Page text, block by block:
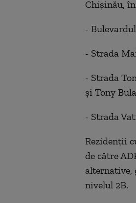
Chișinău,
-
- Strada
- Strada
și Tony
- Strada
Rezidenții
de către
alternative,
nivelul 2B.